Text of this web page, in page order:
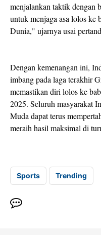
menjalankan taktik dengan
untuk menjaga asa lolos ke
Dunia," ujarnya usai
Dengan kemenangan ini,
imbang pada laga terakhir
memastikan diri lolos ke
2025. Seluruh masyarakat
Muda dapat terus
meraih hasil maksimal di
Sports Trending